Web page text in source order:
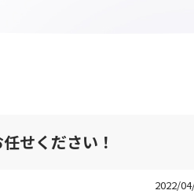
せください！
2022/